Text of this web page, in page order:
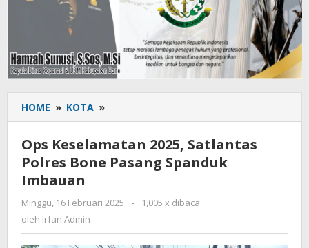
HOME » KOTA »
Keselamatan
Satlantas
Polres
Spanduk
Ops Keselamatan 2025, Satlantas
Polres Bone Pasang Spanduk
Imbauan
Minggu, 16 Februari 2025
oleh
-
1,005 x dibaca
oleh Irfan Admin